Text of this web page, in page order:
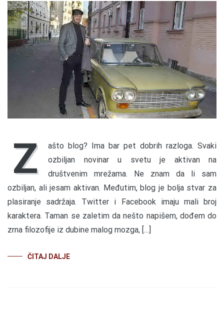
Z
ašto blog? Ima bar pet dobrih razloga. Svaki
ozbiljan novinar u svetu je aktivan na
društvenim mrežama. Ne znam da li sam
ozbiljan, ali jesam aktivan. Međutim, blog je bolja stvar za
plasiranje sadržaja. Twitter i Facebook imaju mali broj
karaktera. Taman se zaletim da nešto napišem, dođem do
zrna filozofije iz dubine malog mozga, […]
ČITAJ DALJE